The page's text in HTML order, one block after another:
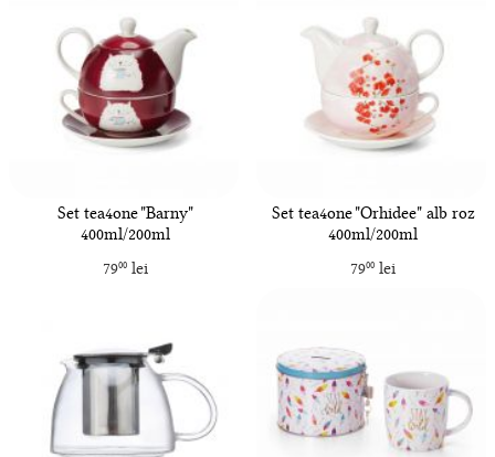
Set tea4one "Barny"
400ml/200ml
7900lei
Set tea4one "Orhidee" alb roz
400ml/200ml
7900lei